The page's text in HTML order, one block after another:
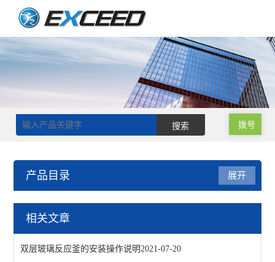
拨号
产品目录
旋转蒸发器
展开
相关文章
双层玻璃反应釜的安装操作说明2021-07-20